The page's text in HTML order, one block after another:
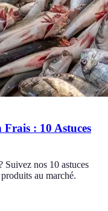
: 10 Astuces
Suivez nos 10 astuces
au marché.